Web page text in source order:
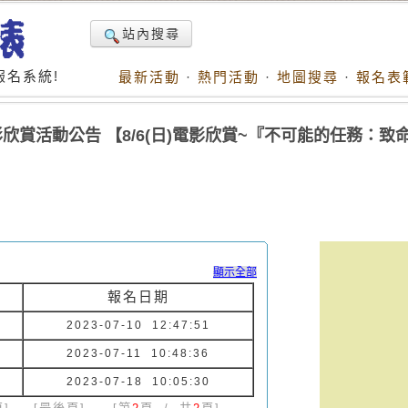
名系統!
站內搜尋
最新活動 · 熱門活動 · 地圖搜尋 · 報名表
賞活動公告 【8/6(日)電影欣賞~『不可能的任務：致
顯示全部
報名日期
2023-07-10 12:47:51
2023-07-11 10:48:36
2023-07-18 10:05:30